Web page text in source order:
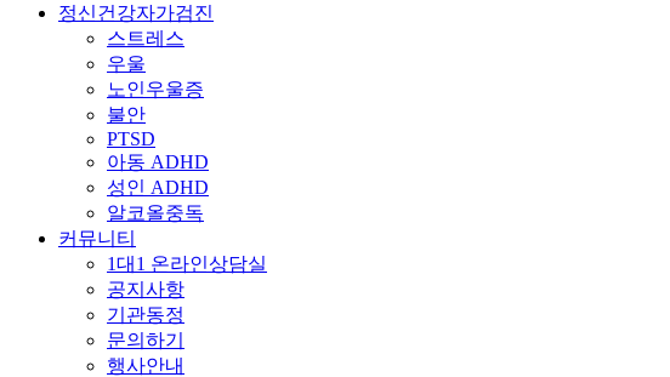
정신건강자가검진
스트레스
우울
노인우울증
불안
PTSD
아동 ADHD
성인 ADHD
알코올중독
커뮤니티
1대1 온라인상담실
공지사항
기관동정
문의하기
행사안내